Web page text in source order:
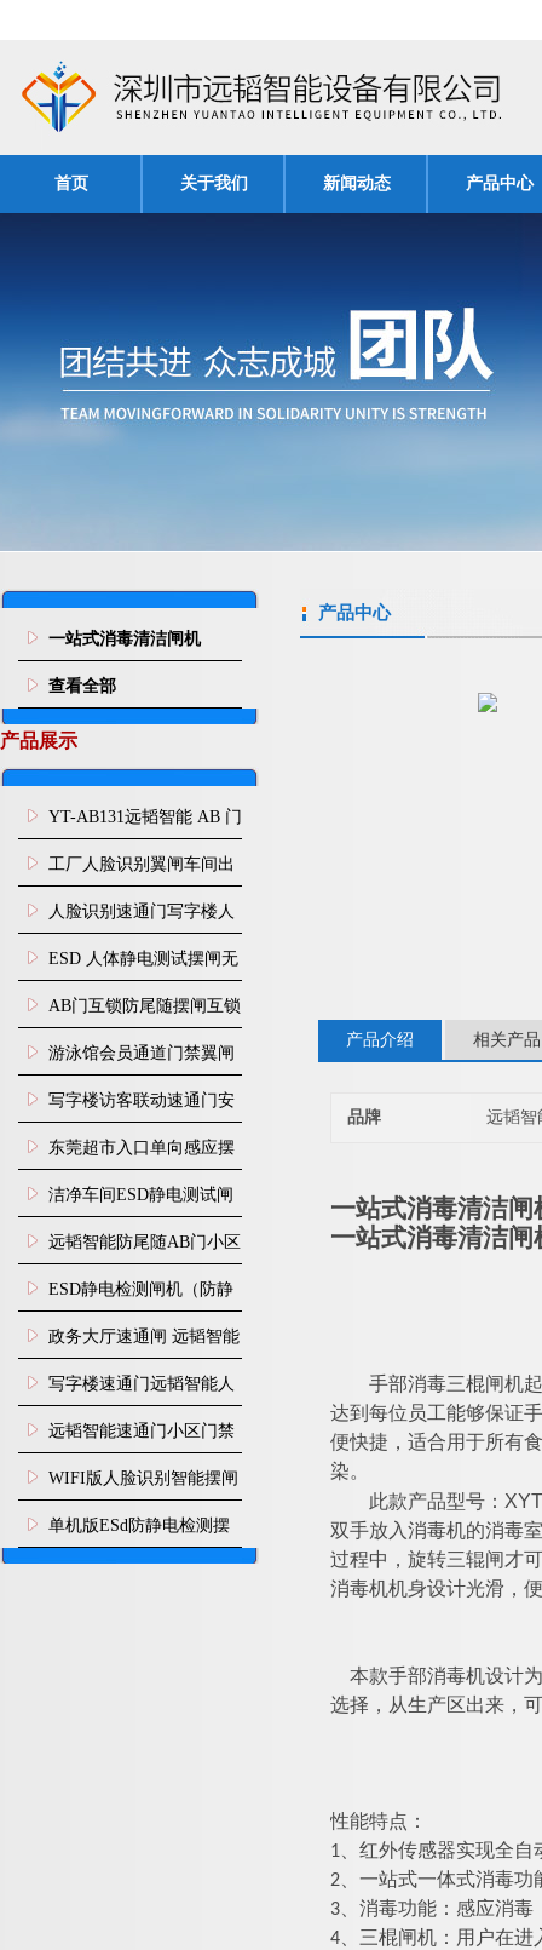
首页 关于我们 新闻动态 产品中心
一站式消毒清洁闸机
查看全部
产品展示
YT-AB131远韬智能 AB 门
闸机双通道互锁防尾随闸
机
工厂人脸识别翼闸车间出
入口人行通道门禁
人脸识别速通门写字楼人
行通道闸门禁设备
ESD 人体静电测试摆闸无
尘车间防静电闸机
AB门互锁防尾随摆闸互锁
闸机
游泳馆会员通道门禁翼闸
写字楼访客联动速通门安
装
东莞超市入口单向感应摆
闸安装
洁净车间ESD静电测试闸
机
远韬智能防尾随AB门小区
门禁闸机安装
​ESD静电检测闸机（防静
电门禁通道系统）
政务大厅速通闸 远韬智能
防尾随静音速通门
写字楼速通门远韬智能人
脸识别快速通道闸
远韬智能速通门小区门禁
闸机食堂消费摆闸
WIFI版人脸识别智能摆闸
机
单机版ESd防静电检测摆
闸机
产品中心
产品介绍 相关产品
品牌 远韬智
一站式消毒清洁
一站式消毒清洁
手部消毒三棍闸 机
达到每位员工能够保证
便快捷，适合用于所有
染。
此款产品型号：
双手放入消毒机的消毒
过程中，旋转三辊闸才
消毒机机身设计光滑，
本款手部消毒机设计
选择， 从生产区出来，
性能特点 ：
1、红外传感器实现全
2、一站式一体式消毒功
3、 消毒功能：感应消毒
4、 三棍闸机 ：用户在